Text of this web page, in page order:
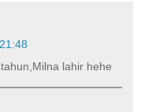
lahir hehe